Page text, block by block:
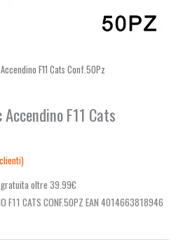
F11 Cats Conf.50Pz
F11 Cats
oltre 39.99€
F11 CATS CONF.50PZ EAN 4014663818946